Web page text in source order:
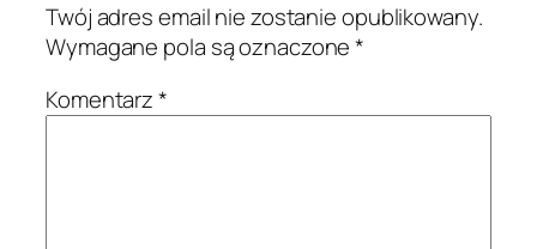
Twój adres email nie zostanie opublikowany.
Wymagane pola są oznaczone*
Komentarz*